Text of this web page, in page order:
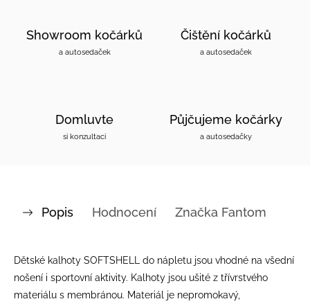
Showroom kočárků
a autosedaček
Čištění kočárků
a autosedaček
Domluvte
si konzultaci
Půjčujeme kočárky
a autosedačky
Popis Hodnocení Značka Fantom
Dětské kalhoty SOFTSHELL do nápletu jsou vhodné na všední
nošení i sportovní aktivity. Kalhoty jsou ušité z třívrstvého
materiálu s membránou. Materiál je nepromokavý,